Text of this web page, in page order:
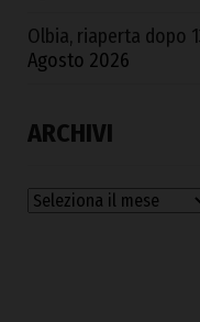
Olbia, riaperta dopo
Agosto 2026
ARCHIVI
Archivi